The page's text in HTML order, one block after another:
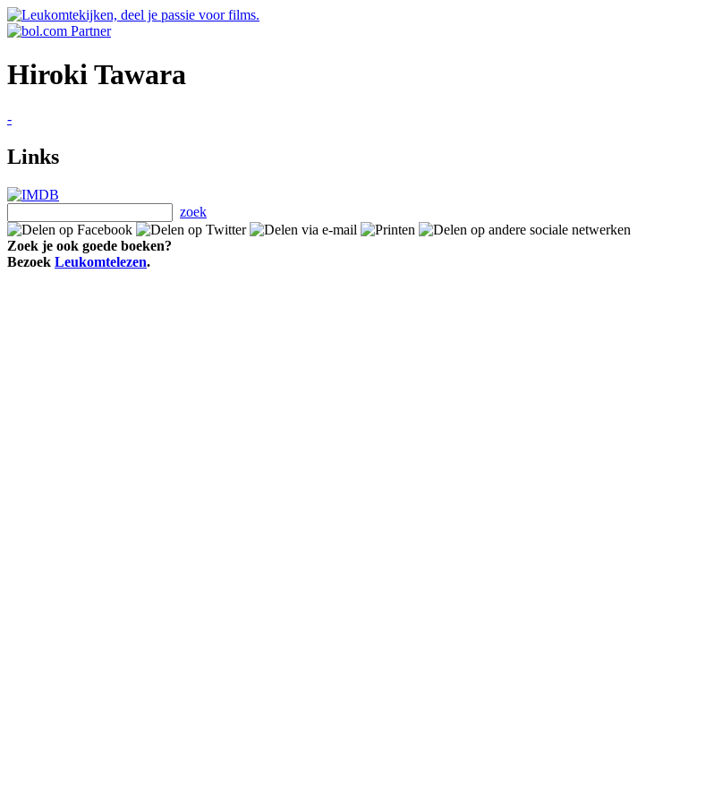
Hiroki Tawara
-
Links
zoek
Zoek je ook goede boeken?
Bezoek Leukomtelezen.